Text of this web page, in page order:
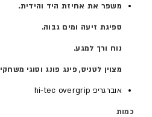
משפר את אחיזת היד והידית.
ספיגת זיעה ומים גבוה.
נוח ורך למגע.
מצוין לטניס, פינג פונג וסוגי משחקי
אוברגריפ hi-tec overgrip
כמות